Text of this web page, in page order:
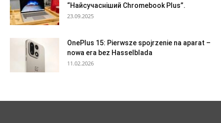
“Найсучасніший Chromebook Plus”.
23.09.2025
OnePlus 15: Pierwsze spojrzenie na aparat –
nowa era bez Hasselblada
11.02.2026